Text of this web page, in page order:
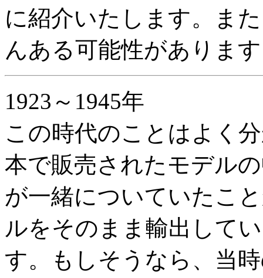
に紹介いたします。ま
んある可能性がありま
1923～1945年
この時代のことはよく
本で販売されたモデル
が一緒についていたこ
ルをそのまま輸出して
す。もしそうなら、当